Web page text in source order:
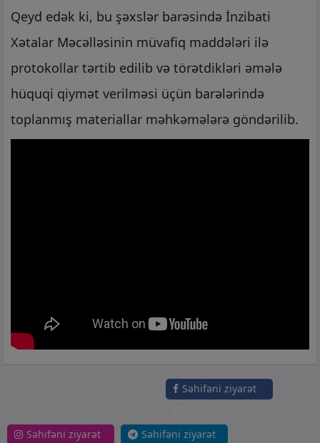
Qeyd edək ki, bu şəxslər barəsində İnzibati
Xətalar Məcəlləsinin müvafiq maddələri ilə
protokollar tərtib edilib və törətdikləri əmələ
hüquqi qiymət verilməsi üçün barələrində
toplanmış materiallar məhkəmələrə göndərilib.
Səhifəni ziyarət
Səhifəni ziyarət
Səhifəni ziyarət